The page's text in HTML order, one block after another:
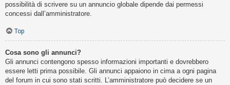
possibilità di scrivere su un annuncio globale dipende dai permessi
concessi dall’amministratore.
Top
Cosa sono gli annunci?
Gli annunci contengono spesso informazioni importanti e dovrebbero
essere letti prima possibile. Gli annunci appaiono in cima a ogni pagina
del forum in cui sono stati scritti. L’amministratore può decidere se un